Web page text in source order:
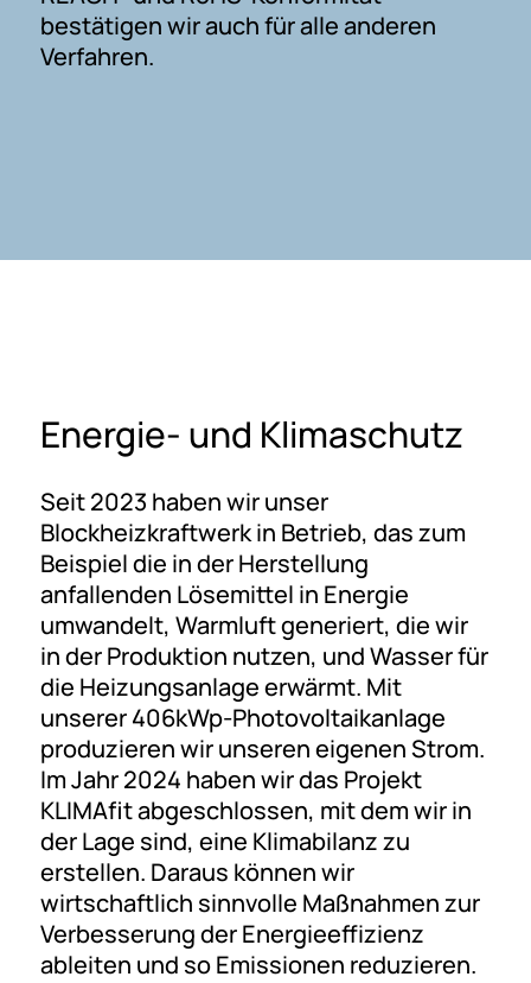
bestätigen wir auch für alle anderen
Verfahren.
Energie- und Klimaschutz
Seit 2023 haben wir unser
Blockheizkraftwerk in Betrieb, das zum
Beispiel die in der Herstellung
anfallenden Lösemittel in Energie
umwandelt, Warmluft generiert, die wir
in der Produktion nutzen, und Wasser für
die Heizungsanlage erwärmt. Mit
unserer 406kWp-Photovoltaikanlage
produzieren wir unseren eigenen Strom.
Im Jahr 2024 haben wir das Projekt
KLIMAfit abgeschlossen, mit dem wir in
der Lage sind, eine Klimabilanz zu
erstellen. Daraus können wir
wirtschaftlich sinnvolle Maßnahmen zur
Verbesserung der Energieeffizienz
ableiten und so Emissionen reduzieren.